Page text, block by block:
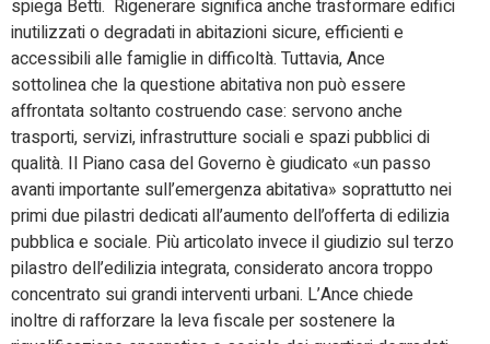
spiega Betti. Rigenerare significa anche trasformare edifici
inutilizzati o degradati in abitazioni sicure, efficienti e
accessibili alle famiglie in difficoltà. Tuttavia, Ance
sottolinea che la questione abitativa non può essere
affrontata soltanto costruendo case: servono anche
trasporti, servizi, infrastrutture sociali e spazi pubblici di
qualità. Il Piano casa del Governo è giudicato «un passo
avanti importante sull’emergenza abitativa» soprattutto nei
primi due pilastri dedicati all’aumento dell’offerta di edilizia
pubblica e sociale. Più articolato invece il giudizio sul terzo
pilastro dell’edilizia integrata, considerato ancora troppo
concentrato sui grandi interventi urbani. L’Ance chiede
inoltre di rafforzare la leva fiscale per sostenere la